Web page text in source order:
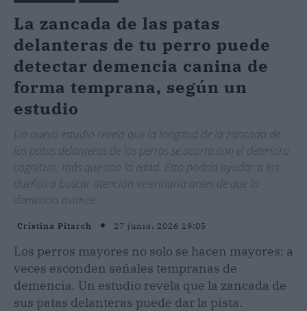
La zancada de las patas
delanteras de tu perro puede
detectar demencia canina de
forma temprana, según un
estudio
Un nuevo estudio revela que la longitud de la zancada de
las patas delanteras de los perros se acorta con el deterioro
cognitivo, más que con la edad. Esto podría ayudar a los
dueños a buscar atención veterinaria antes de que la
demencia avance.
Cristina Pitarch 27 junio, 2026 19:05
Los perros mayores no solo se hacen mayores: a
veces esconden señales tempranas de
demencia. Un estudio revela que la zancada de
sus patas delanteras puede dar la pista.